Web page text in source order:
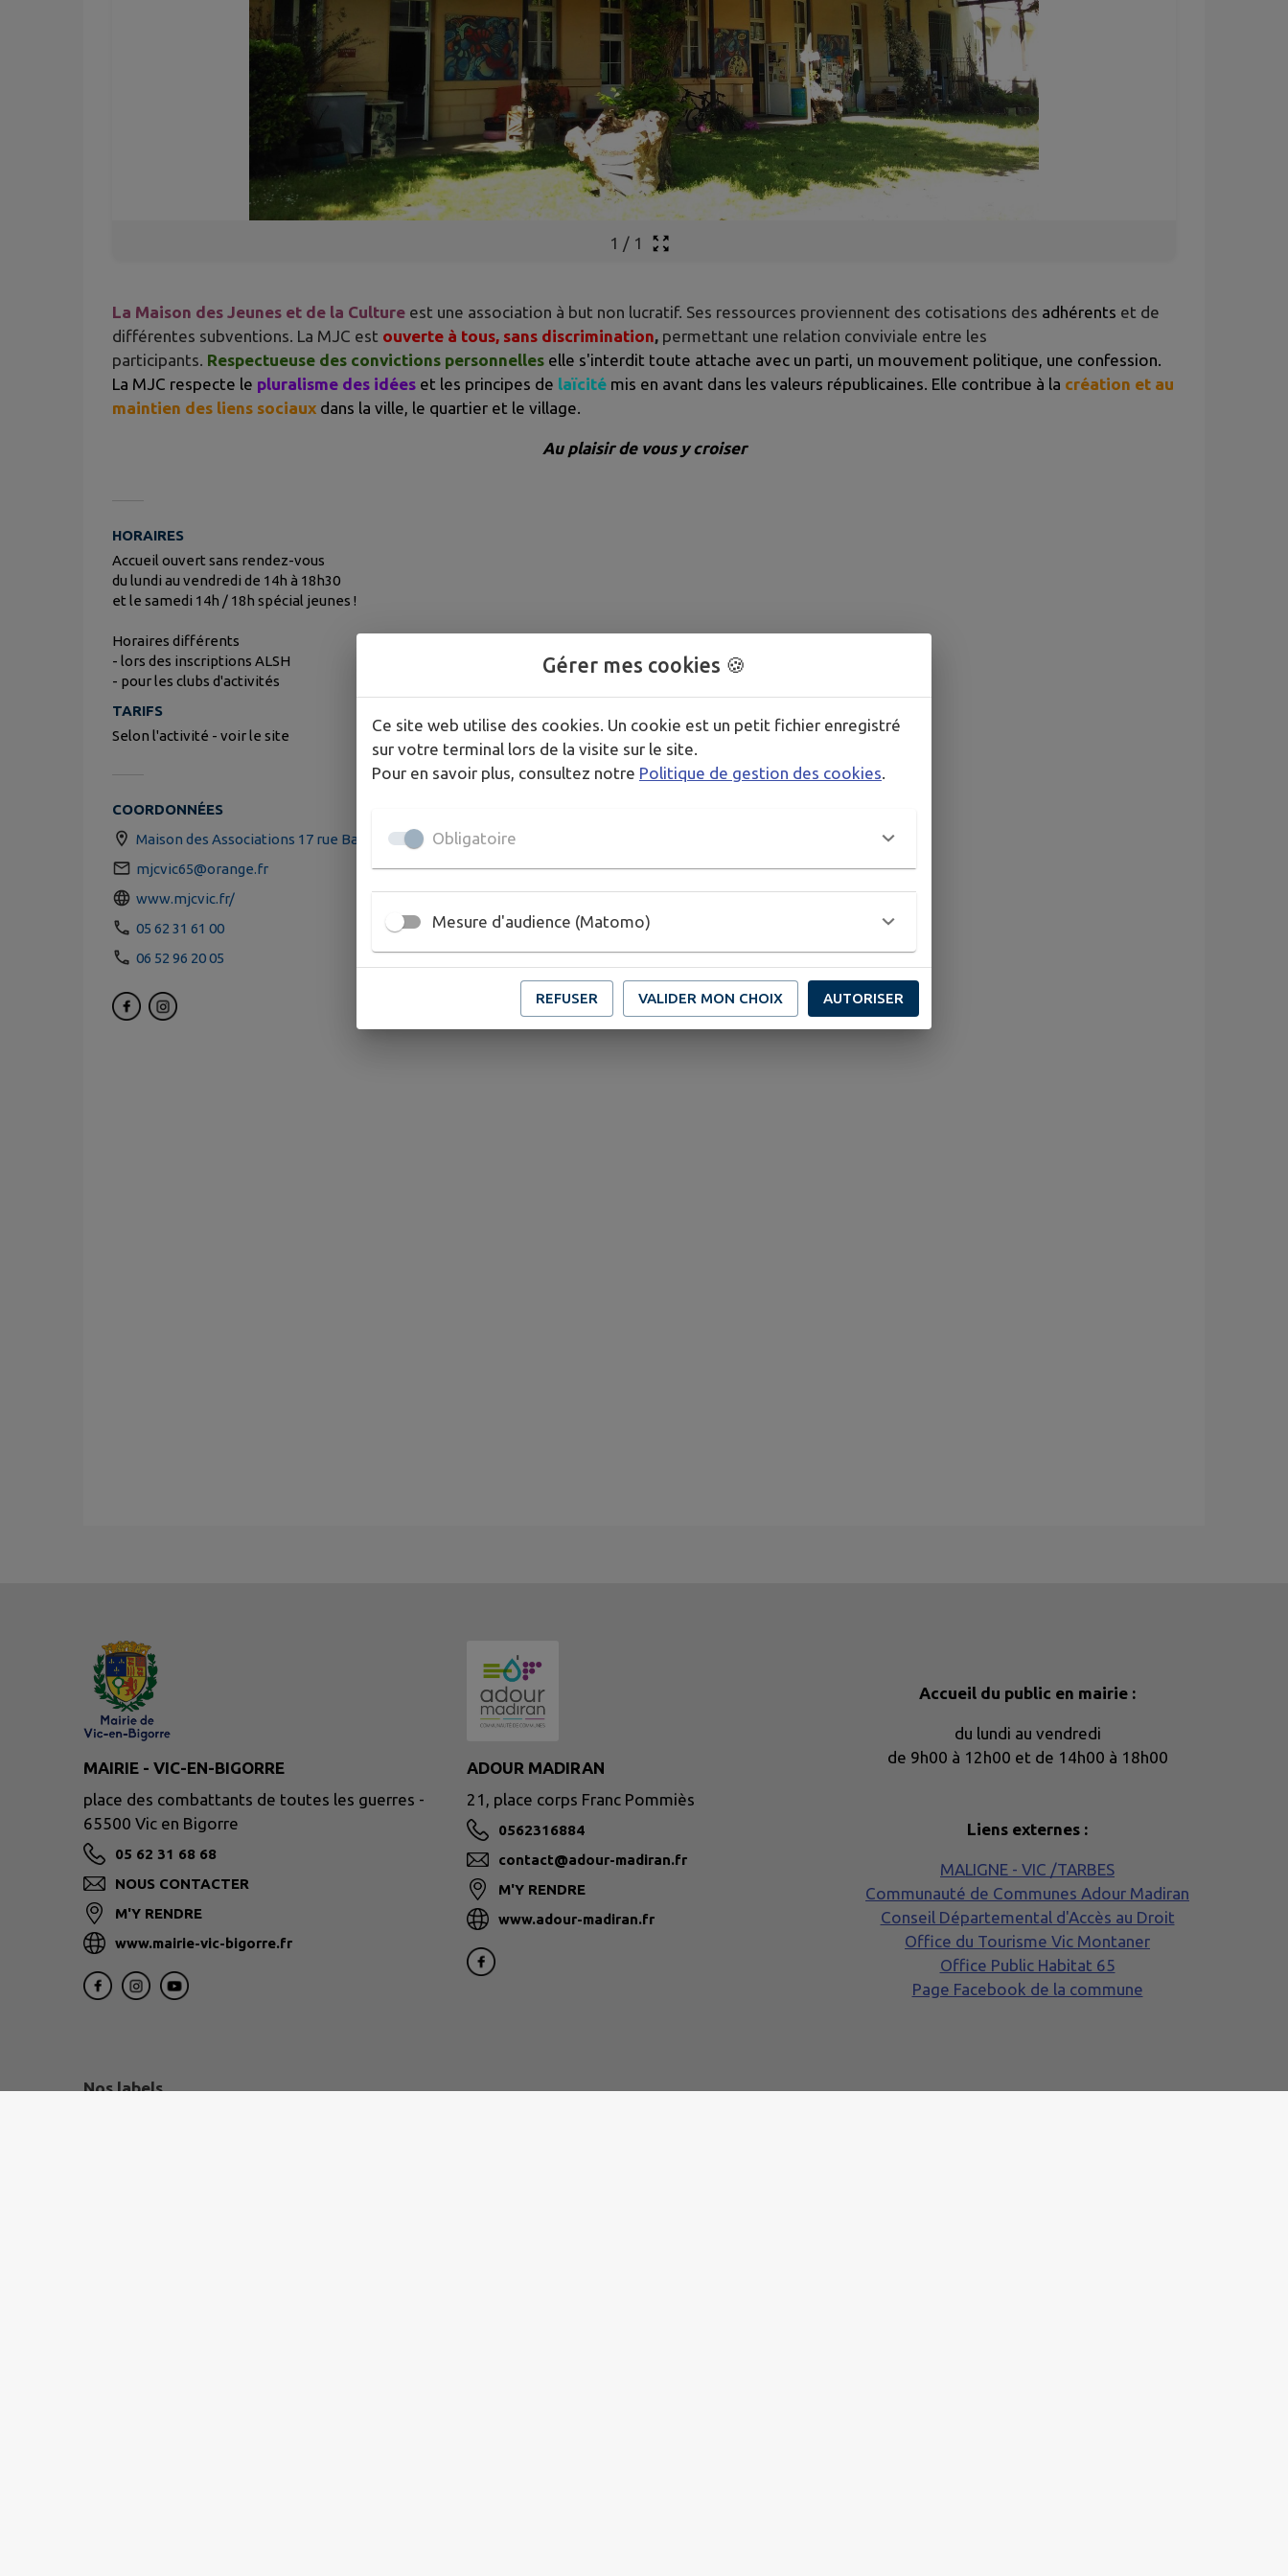
1 / 1
La Maison des Jeunes et de la Culture est une association à but non lucratif. Ses ressources proviennent des cotisations des adhérents et de
différentes subventions. La MJC est ouverte à tous, sans discrimination, permettant une relation conviviale entre les
participants. Respectueuse des convictions personnelles elle s'interdit toute attache avec un parti, un mouvement politique, une confession.
La MJC respecte le pluralisme des idées et les principes de laïcité mis en avant dans les valeurs républicaines. Elle contribue à la création et au
maintien des liens sociaux dans la ville, le quartier et le village.
Au plaisir de vous y croiser
HORAIRES
Accueil ouvert sans rendez-vous
du lundi au vendredi de 14h à 18h30
et le samedi 14h / 18h spécial jeunes !
Horaires différents
- lors des inscriptions ALSH
- pour les clubs d'activités
TARIFS
Selon l'activité - voir le site
COORDONNÉES
Maison des Associations 17 rue Barèrre de Vieuzac 65500 Vic-en-Bigorre
mjcvic65@orange.fr
www.mjcvic.fr/
05 62 31 61 00
06 52 96 20 05
MAIRIE - VIC-EN-BIGORRE
place des combattants de toutes les guerres -
65500 Vic en Bigorre
05 62 31 68 68
NOUS CONTACTER
M'Y RENDRE
www.mairie-vic-bigorre.fr
ADOUR MADIRAN
21, place corps Franc Pommiès
0562316884
contact@adour-madiran.fr
M'Y RENDRE
www.adour-madiran.fr
Accueil du public en mairie :
du lundi au vendredi
de 9h00 à 12h00 et de 14h00 à 18h00
Liens externes :
MALIGNE - VIC /TARBES
Communauté de Communes Adour Madiran
Conseil Départemental d'Accès au Droit
Office du Tourisme Vic Montaner
Office Public Habitat 65
Page Facebook de la commune
Nos labels
Gérer mes cookies 🍪
Ce site web utilise des cookies. Un cookie est un petit fichier enregistré
sur votre terminal lors de la visite sur le site.
Pour en savoir plus, consultez notre Politique de gestion des cookies
Obligatoire
Mesure d'audience (Matomo)
REFUSER VALIDER MON CHOIX AUTORISER